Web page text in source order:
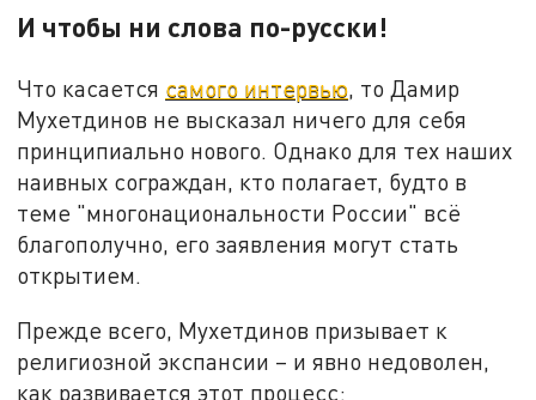
И чтобы ни слова по-русски!
Что касается самого интервью, то Дамир
Мухетдинов не высказал ничего для себя
принципиально нового. Однако для тех наших
наивных сограждан, кто полагает, будто в
теме "многонациональности России" всё
благополучно, его заявления могут стать
открытием.
Прежде всего, Мухетдинов призывает к
религиозной экспансии – и явно недоволен,
как развивается этот процесс: